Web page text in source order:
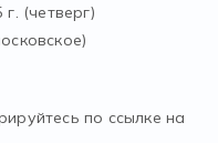
(четверг)
по ссылке на